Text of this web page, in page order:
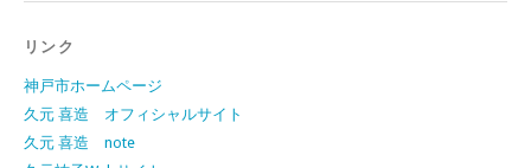
リンク
神戸市ホームページ
久元 喜造 オフィシャルサイト
久元 喜造 note